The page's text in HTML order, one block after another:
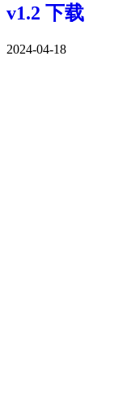
v1.2 下载
2024-04-18